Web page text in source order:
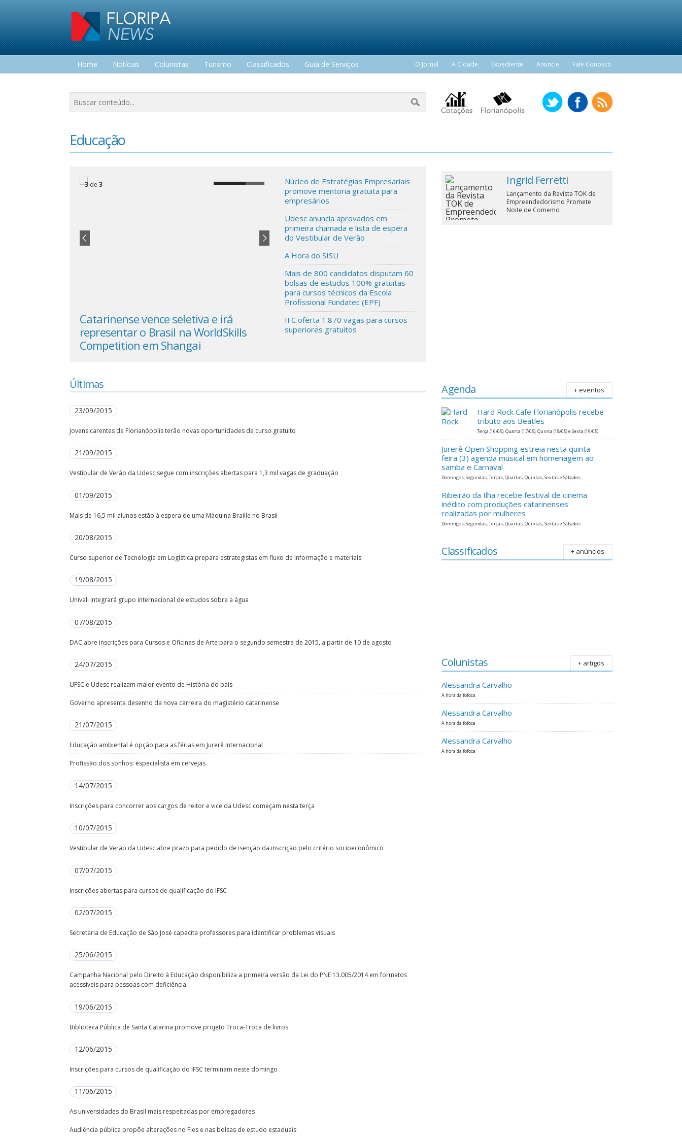
Home Notícias Colunistas Turismo Classificados
Guia de Serviços
O Jornal A Cidade Expediente Anuncie Fale Conosco
Educação
Catarinense vence seletiva e irá
representar o Brasil na WorldSkills
Competition em Shangai
UNICEF alerta que fechar escolas
novamente seria uma atitude
3 de3
Núcleo de Estratégias Empresariais
promove mentoria gratuita para
empresários
Udesc anuncia aprovados em
primeira chamada e lista de espera
do Vestibular de Verão
A Hora do SISU
Mais de 800 candidatos disputam 60
bolsas de estudos 100% gratuitas
para cursos técnicos da Escola
Profissional Fundatec (EPF)
IFC oferta 1.870 vagas para cursos
superiores gratuitos
Ingrid Ferretti
Lançamento da Revista TOK de
Empreendedorismo Promete
Noite de Comemo
Últimas
23/09/2015
Jovens carentes de Florianópolis terão novas oportunidades de curso gratuito
21/09/2015
Vestibular de Verão da Udesc segue com inscrições abertas para 1,3 mil vagas de graduação
01/09/2015
Mais de 16,5 mil alunos estão à espera de uma Máquina Braille no Brasil
20/08/2015
Curso superior de Tecnologia em Logística prepara estrategistas em fluxo de informação e materiais
19/08/2015
Univali integrará grupo internacional de estudos sobre a água
07/08/2015
DAC abre inscrições para Cursos e Oficinas de Arte para o segundo semestre de 2015, a partir de 10 de agosto
24/07/2015
UFSC e Udesc realizam maior evento de História do país
Governo apresenta desenho da nova carreira do magistério catarinense
21/07/2015
Educação ambiental é opção para as férias em Jurerê Internacional
Profissão dos sonhos: especialista em cervejas
14/07/2015
Inscrições para concorrer aos cargos de reitor e vice da Udesc começam nesta terça
10/07/2015
Vestibular de Verão da Udesc abre prazo para pedido de isenção da inscrição pelo critério socioeconômico
07/07/2015
Inscrições abertas para cursos de qualificação do IFSC
02/07/2015
Secretaria de Educação de São José capacita professores para identificar problemas visuais
25/06/2015
Campanha Nacional pelo Direito à Educação disponibiliza a primeira versão da Lei do PNE 13.005/2014 em formatos
acessíveis para pessoas com deficiência
19/06/2015
Biblioteca Pública de Santa Catarina promove projeto Troca-Troca de livros
12/06/2015
Inscrições para cursos de qualificação do IFSC terminam neste domingo
11/06/2015
As universidades do Brasil mais respeitadas por empregadores
Audiência pública propõe alterações no Fies e nas bolsas de estudo estaduais
Agenda + eventos
Hard Rock Cafe Florianópolis recebe
tributo aos Beatles
Terça (16/05), Quarta (17/05), Quinta (18/05) e Sexta (19/05)
Jurerê Open Shopping estreia nesta quinta-
feira (3) agenda musical em homenagem ao
samba e Carnaval
Domingos, Segundas, Terças, Quartas, Quintas, Sextas e Sábados
Ribeirão da Ilha recebe festival de cinema
inédito com produções catarinenses
realizadas por mulheres
Domingos, Segundas, Terças, Quartas, Quintas, Sextas e Sábados
Classificados + anúncios
Colunistas + artigos
Alessandra Carvalho
A hora da fofoca
Alessandra Carvalho
A hora da fofoca
Alessandra Carvalho
A hora da fofoca